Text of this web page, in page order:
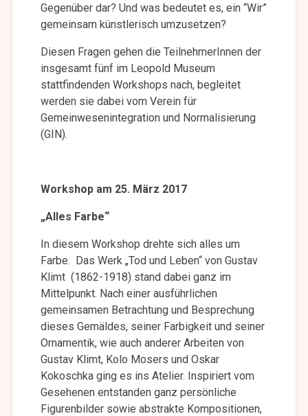
Gegenüber dar? Und was bedeutet es, ein “Wir”
gemeinsam künstlerisch umzusetzen?
Diesen Fragen gehen die TeilnehmerInnen der
insgesamt fünf im Leopold Museum
stattfindenden Workshops nach, begleitet
werden sie dabei vom Verein für
Gemeinwesenintegration und Normalisierung
(GIN).
Workshop am 25. März 2017
„Alles Farbe“
In diesem Workshop drehte sich alles um
Farbe. Das Werk „Tod und Leben“ von Gustav
Klimt (1862-1918) stand dabei ganz im
Mittelpunkt. Nach einer ausführlichen
gemeinsamen Betrachtung und Besprechung
dieses Gemäldes­, seiner Farbigkeit und seiner
Ornamentik, wie auch anderer Arbeiten von
Gustav Klimt, Kolo Mosers und Oskar
Kokoschka ging es ins Atelier. Inspiriert vom
Gesehenen entstanden ganz persönliche
Figurenbilder sowie abstrakte Kompositionen,